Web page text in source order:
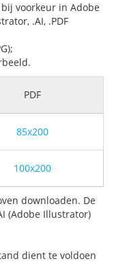
voorkeur in Adobe
.AI, .PDF
PDF
85x200
100x200
downloaden. De
(Adobe Illustrator)
dient te voldoen